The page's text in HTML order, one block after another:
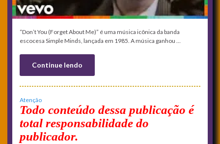
“Don’t You (Forget About Me)” é uma música icônica da banda
escocesa Simple Minds, lançada em 1985. A música ganhou …
Continue lendo
Atenção
Todo conteúdo dessa publicação é
total responsabilidade do
publicador.